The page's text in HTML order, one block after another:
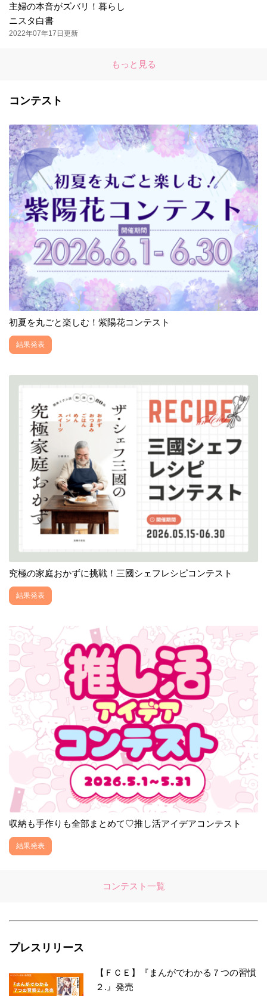
主婦の本音がズバリ！暮らし
ニスタ白書
2022年07年17日更新
もっと見る
コンテスト
初夏を丸ごと楽しむ！紫陽花コンテスト
結果発表
究極の家庭おかずに挑戦！三國シェフレシピコンテスト
結果発表
収納も手作りも全部まとめて♡推し活アイデアコンテスト
結果発表
コンテスト一覧
プレスリリース
【ＦＣＥ】『まんがでわかる７つの習慣
２.』発売